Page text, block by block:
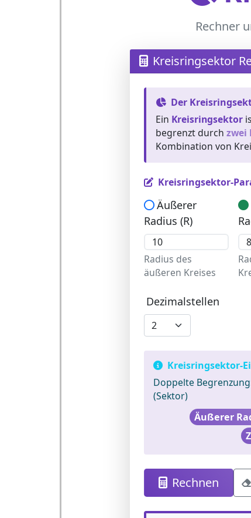
Rechner
Kreisringsektor
Der
Ein Kreisringsektor
begrenzt durch zwei
Kombination von
Kreisringsektor-
Äußerer
Radius (R)
Radius des
äußeren Kreises
Dezimalstellen
Kreisringsektor-
Doppelte
(Sektor)
Äußerer
Rechnen